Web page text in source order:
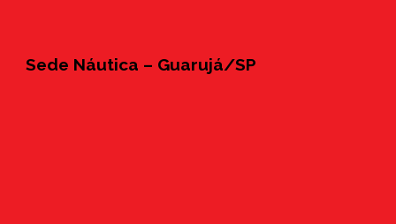
Sede Náutica – Guarujá/SP